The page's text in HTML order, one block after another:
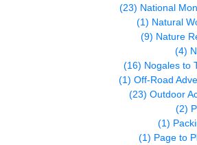
National
(23)
Natural
(1)
Nature
(9)
(4)
Nogales to
(16)
Off-Road
(1)
Outdoor
(23)
(2)
(1)
Page to
(1)